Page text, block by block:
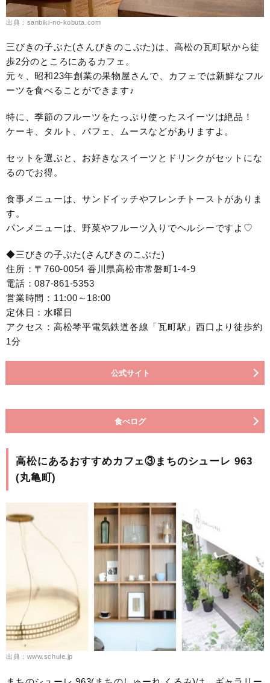
出典：sanbiki-no-kobuta.com
三びきの子ぶた(さんびきのこぶた)は、高松の瓦町駅から徒
歩2分のところにあるカフェ。
元々、昭和23年創業の果物屋さんで、カフェでは新鮮なフル
ーツを食べることができます♪
特に、季節のフルーツをたっぷり使ったスイーツは絶品！
ケーキ、タルト、パフェ、ムースなどがありますよ。
セットを選ぶと、お好きなスイーツとドリンクがセットにな
るのでお得。
食事メニューは、サンドイッチやフレンチトーストがありま
す。
パンメニューは、野菜やフルーツ入りでヘルシーですよ♡
◆三びきの子ぶた(さんびきのこぶた)
住所：〒760-0054 香川県高松市常磐町1-4-9
電話：087-861-5353
営業時間：11:00～18:00
定休日：水曜日
アクセス：高松琴平電気鉄道各線「瓦町駅」西口より徒歩約
1分
公式サイト
食べログ
高松にあるおすすめカフェ③まちのシューレ 963
(丸亀町)
出典：www.schule.jp